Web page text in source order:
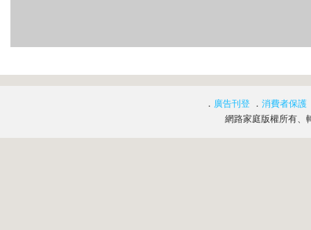
． 廣告刊登 ． 消費者保護
網路家庭版權所有、